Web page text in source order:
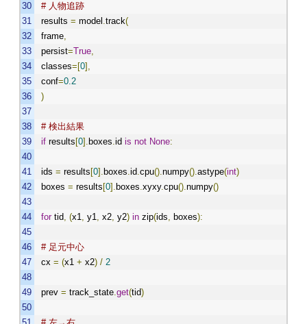
# 人物追跡
results= model .track(
frame,
persist=True,
classes=[0],
conf=0.2
)
# 検出結果
if results [0]. boxes.idis not None:
ids= results [0]. boxes.id.cpu().numpy().astype(int)
boxes= results [0]. boxes.xyxy.cpu().numpy()
fortid, (x1, y1, x2, y2) in zip(ids, boxes):
# 足元中心
cx= (x1+ x2) / 2
prev= track_state.get(tid)